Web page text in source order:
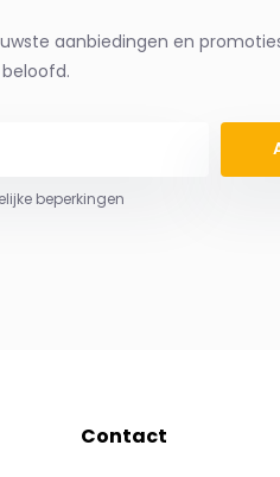
aanbiedingen en
beperkingen
Contact